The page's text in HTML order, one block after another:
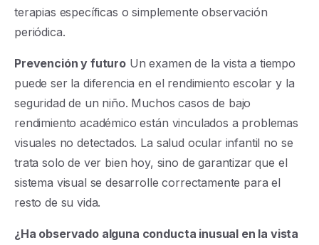
terapias específicas o simplemente observación
periódica.
Prevención y futuroUn examen de la vista a tiempo
puede ser la diferencia en el rendimiento escolar y la
seguridad de un niño. Muchos casos de bajo
rendimiento académico están vinculados a problemas
visuales no detectados. La salud ocular infantil no se
trata solo de ver bien hoy, sino de garantizar que el
sistema visual se desarrolle correctamente para el
resto de su vida.
¿Ha observado alguna conducta inusual en la vista